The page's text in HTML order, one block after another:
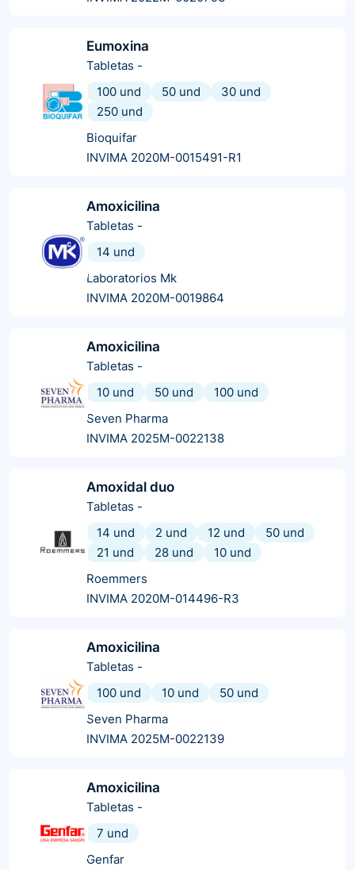
Eumoxina
Tabletas -
100 und
50 und
30 und
250 und
Bioquifar
INVIMA 2020M-0015491-R1
Amoxicilina
Tabletas -
14 und
Laboratorios Mk
INVIMA 2020M-0019864
Amoxicilina
Tabletas -
10 und
50 und
100 und
Seven Pharma
INVIMA 2025M-0022138
Amoxidal duo
Tabletas -
14 und
2 und 12 und
50 und
21 und
28 und
10 und
Roemmers
INVIMA 2020M-014496-R3
Amoxicilina
Tabletas -
100 und
10 und
50 und
Seven Pharma
INVIMA 2025M-0022139
Amoxicilina
Tabletas -
7 und
Genfar